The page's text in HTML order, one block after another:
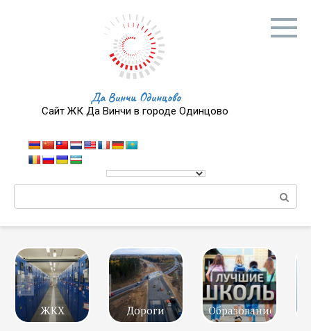
Да Винчи Одинцово
Сайт ЖК Да Винчи в городе Одинцово
ЖКХ Дороги Образование